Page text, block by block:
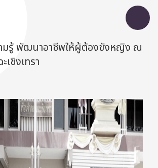
มรู้ พัฒนาอาชีพให้ผู้ต้องขังหญิง ณ
เชิงเทรา